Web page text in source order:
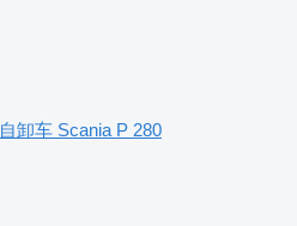
自卸车 Scania P 280